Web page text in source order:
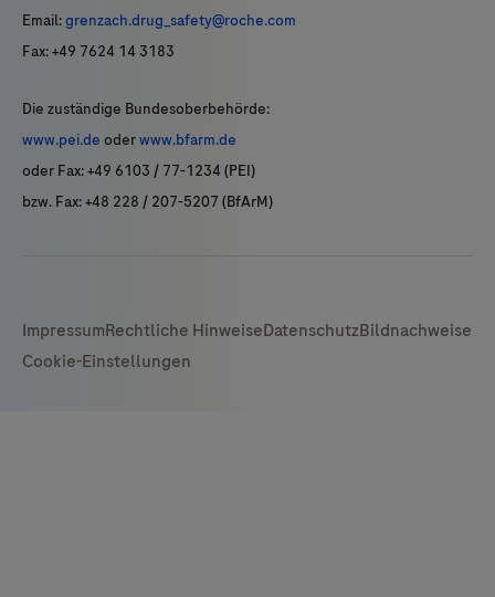
Email:grenzach.drug_safety@roche.com
Fax: +49 7624 14 3183
Die zuständige Bundesoberbehörde:
www.pei.de oderwww.bfarm.de
oder Fax: +49 6103 / 77-1234 (PEI)
bzw. Fax: +48 228 / 207-5207 (BfArM)
ImpressumRechtliche HinweiseDatenschutzBildnachweise
Cookie-Einstellungen